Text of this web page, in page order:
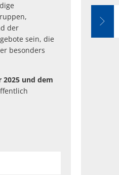
der
sein, die
besonders
2025 und dem